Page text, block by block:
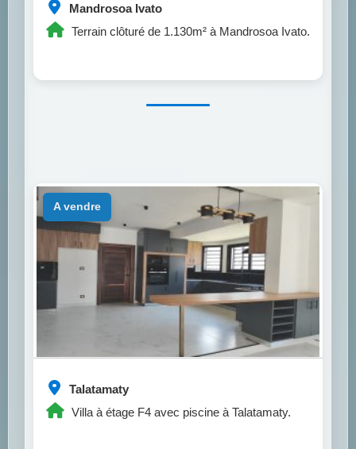
Mandrosoa Ivato
Terrain clôturé de 1.130m² à Mandrosoa Ivato.
Talatamaty
Villa à étage F4 avec piscine à Talatamaty.
a vendre